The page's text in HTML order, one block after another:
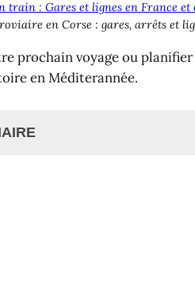
train : Gares et lignes en France et
en Corse : gares, arrêts et
prochain voyage ou
en Méditerannée.